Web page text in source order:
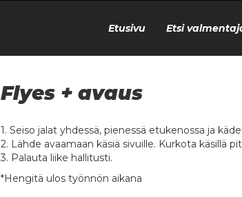
Etusivu Etsi
Flyes + avaus
1. Seiso jalat yhdessä, pienessä etukenossa ja
2. Lähde avaamaan käsiä sivuille. Kurkota käsillä
3. Palauta liike hallitusti.
*Hengitä ulos työnnön aikana